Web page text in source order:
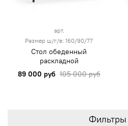
арт.
Размер ш/г/в: 160/90/77
Стол обеденный
раскладной
89 000 руб 105 000 руб
Фильтры